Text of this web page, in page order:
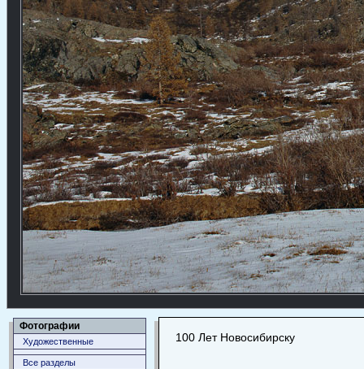
Фотографии
Художественные
Все разделы
100 Лет Новосибирску